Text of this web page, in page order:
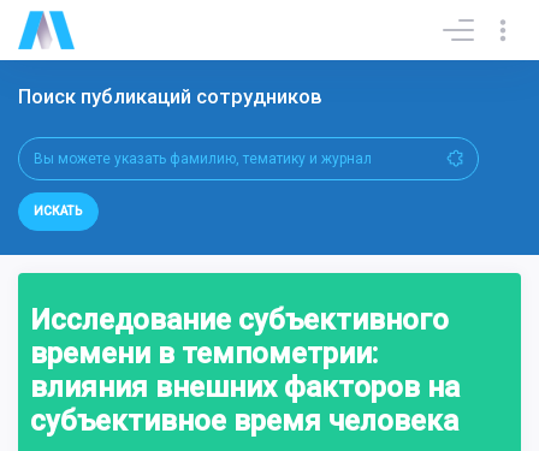
Поиск публикаций сотрудников
ИСКАТЬ
Исследование субъективного
времени в темпометрии:
влияния внешних факторов на
субъективное время человека